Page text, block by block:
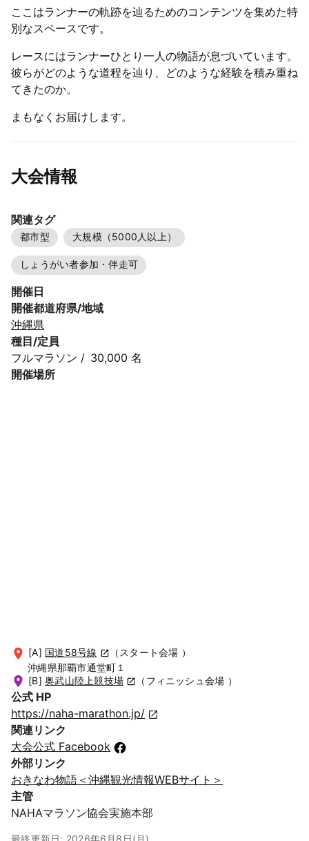
ここはランナーの軌跡を辿るためのコンテンツを集めた特
別なスペースです。
レースにはランナーひとり一人の物語が息づいています。
彼らがどのような道程を辿り、どのような経験を積み重ね
てきたのか。
まもなくお届けします。
大会情報
関連タグ
都市型 大規模（5000人以上）
しょうがい者参加・伴走可
開催日
開催都道府県/地域
沖縄県
種目/定員
フルマラソン / 30,000 名
開催場所
[A] 国道58号線
（スタート会場 ）
沖縄県那覇市通堂町１
[B] 奥武山陸上競技場 （フィニッシュ会場 ）
公式 HP
https://naha-marathon.jp/
関連リンク
大会公式 Facebook
外部リンク
おきなわ物語＜沖縄観光情報WEBサイト＞
主管
NAHAマラソン協会実施本部